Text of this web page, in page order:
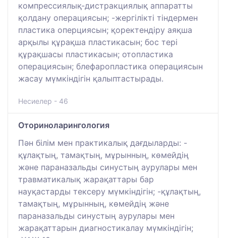
компрессиялық-дистракциялық аппаратты
қолдану операциясын; -жергілікті тіндермен
пластика оперциясын; қоректендіру аяқша
арқылы құрақша пластикасын; бос тері
құрақшасы пластикасын; отопластика
операциясын; блефаропластика операциясын
жасау мүмкіндігін қалыптастырады.
Несиелер - 46
Оториноларингология
Пән білім мен практикалық дағдыларды: -
құлақтың, тамақтың, мұрынның, көмейдің
және параназальды синустың аурулары мен
травматикалық жарақаттары бар
науқастарды тексеру мүмкіндігін; -құлақтың,
тамақтың, мұрынның, көмейдің және
параназальды синустың аурулары мен
жарақаттарын диагностикалау мүмкіндігін;